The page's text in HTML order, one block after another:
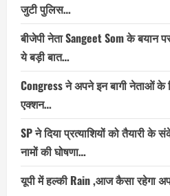
जुटी पुलिस…
बीजेपी नेता Sangeet Som के बयान
ये बड़ी बात…
Congress ने अपने इन बागी नेताओं
एक्शन…
SP ने दिया प्रत्याशियों को तैयारी
नामों की घोषणा…
यूपी में हल्की Rain ,आज कैसा रहेगा